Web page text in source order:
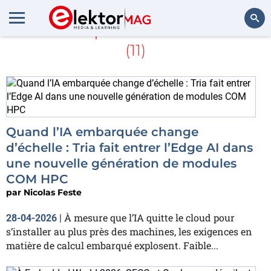
En savoir plus sur COM-HPC
(11)
Quand l’IA embarquée change
d’échelle : Tria fait entrer l’Edge AI dans
une nouvelle génération de modules
COM HPC
par Nicolas Feste
28-04-2026 | À mesure que l’IA quitte le cloud pour
s’installer au plus près des machines, les exigences en
matière de calcul embarqué explosent. Faible...